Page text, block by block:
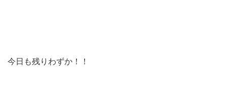
今日も残りわずか！！